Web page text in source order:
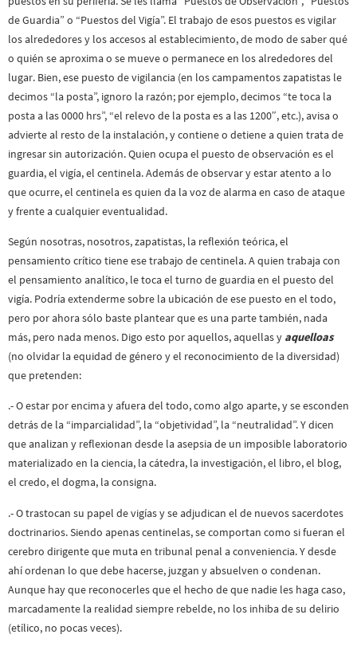
de Guardia” o “Puestos del Vigía”. El trabajo de esos puestos es vigilar
los alrededores y los accesos al establecimiento, de modo de saber qué
o quién se aproxima o se mueve o permanece en los alrededores del
lugar. Bien, ese puesto de vigilancia (en los campamentos zapatistas le
decimos “la posta”, ignoro la razón; por ejemplo, decimos “te toca la
posta a las 0000 hrs”, “el relevo de la posta es a las 1200″, etc.), avisa o
advierte al resto de la instalación, y contiene o detiene a quien trata de
ingresar sin autorización. Quien ocupa el puesto de observación es el
guardia, el vigía, el centinela. Además de observar y estar atento a lo
que ocurre, el centinela es quien da la voz de alarma en caso de ataque
y frente a cualquier eventualidad.
Según nosotras, nosotros, zapatistas, la reflexión teórica, el
pensamiento crítico tiene ese trabajo de centinela. A quien trabaja con
el pensamiento analítico, le toca el turno de guardia en el puesto del
vigía. Podría extenderme sobre la ubicación de ese puesto en el todo,
pero por ahora sólo baste plantear que es una parte también, nada
más, pero nada menos. Digo esto por aquellos, aquellas y aquelloas
(no olvidar la equidad de género y el reconocimiento de la diversidad)
que pretenden:
.- O estar por encima y afuera del todo, como algo aparte, y se esconden
detrás de la “imparcialidad”, la “objetividad”, la “neutralidad”. Y dicen
que analizan y reflexionan desde la asepsia de un imposible laboratorio
materializado en la ciencia, la cátedra, la investigación, el libro, el blog,
el credo, el dogma, la consigna.
.- O trastocan su papel de vigías y se adjudican el de nuevos sacerdotes
doctrinarios. Siendo apenas centinelas, se comportan como si fueran el
cerebro dirigente que muta en tribunal penal a conveniencia. Y desde
ahí ordenan lo que debe hacerse, juzgan y absuelven o condenan.
Aunque hay que reconocerles que el hecho de que nadie les haga caso,
marcadamente la realidad siempre rebelde, no los inhiba de su delirio
(etílico, no pocas veces).